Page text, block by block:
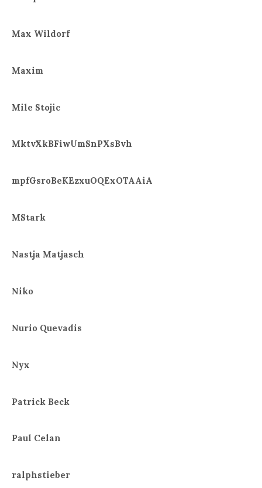
Max Wildorf
Maxim
Mile Stojic
MktvXkBFiwUmSnPXsBvh
mpfGsroBeKEzxuOQExOTAAiA
MStark
Nastja Matjasch
Niko
Nurio Quevadis
Nyx
Patrick Beck
Paul Celan
ralphstieber